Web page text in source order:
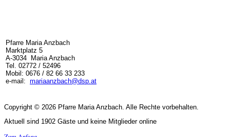
Pfarre Maria Anzbach
Marktplatz 5
A-3034 Maria Anzbach
Tel. 02772 / 52496
Mobil: 0676 / 82 66 33 233
e-mail: mariaanzbach@dsp.at
Copyright © 2026 Pfarre Maria Anzbach. Alle Rechte vorbehalten.
Aktuell sind 1902 Gäste und keine Mitglieder online